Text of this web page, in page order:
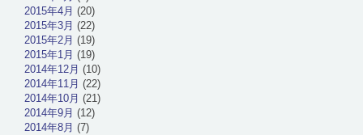
2015年4月 (20)
2015年3月 (22)
2015年2月 (19)
2015年1月 (19)
2014年12月 (10)
2014年11月 (22)
2014年10月 (21)
2014年9月 (12)
2014年8月 (7)